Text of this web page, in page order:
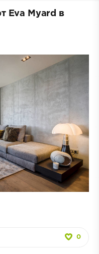
Eva Myard в
0